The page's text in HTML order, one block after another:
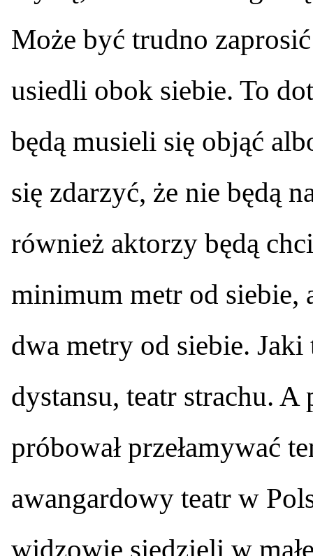
Może być trudno
usiedli obok siebie. To
będą musieli się objąć
się zdarzyć, że nie będą
również aktorzy będą
minimum metr od siebie,
dwa metry od siebie. Jaki
dystansu, teatr strachu.
próbował przełamywać
awangardowy teatr w
widzowie siedzieli w